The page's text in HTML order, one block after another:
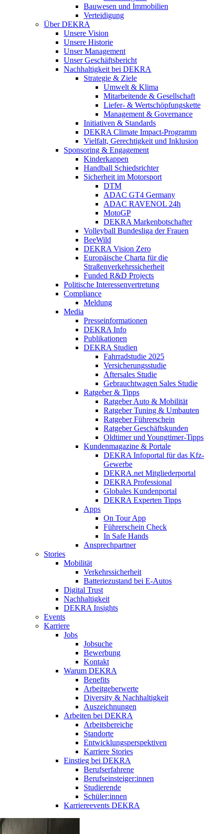
Bauwesen und Immobilien
Verteidigung
Über DEKRA
Unsere Vision
Unsere Historie
Unser Management
Unser Geschäftsbericht
Nachhaltigkeit bei DEKRA
Strategie & Ziele
Umwelt & Klima
Mitarbeitende & Gesellschaft
Liefer- & Wertschöpfungskette
Management & Governance
Initiativen & Standards
DEKRA Climate Impact-Programm
Vielfalt, Gerechtigkeit und Inklusion​
Sponsoring & Engagement
Kinderkappen
Handball Schiedsrichter
Sicherheit im Motorsport
DTM
ADAC GT4 Germany
ADAC RAVENOL 24h
MotoGP
DEKRA Markenbotschafter
Volleyball Bundesliga der Frauen
BeeWild
DEKRA Vision Zero
Europäische Charta für die
Straßenverkehrssicherheit
Funded R&D Projects
Politische Interessenvertretung
Compliance
Meldung
Media
Presseinformationen
DEKRA Info
Publikationen
DEKRA Studien
Fahrradstudie 2025
Versicherungsstudie
Aftersales Studie
Gebrauchtwagen Sales Studie
Ratgeber & Tipps
Ratgeber Auto & Mobilität
Ratgeber Tuning & Umbauten
Ratgeber Führerschein
Ratgeber Geschäftskunden
Oldtimer und Youngtimer-Tipps
Kundenmagazine & Portale
DEKRA Infoportal für das Kfz-
Gewerbe
DEKRA.net Mitgliederportal
DEKRA Professional
Globales Kundenportal
DEKRA Experten Tipps
Apps
On Tour App
Führerschein Check
In Safe Hands
Ansprechpartner
Stories
Mobilität
Verkehrssicherheit
Batteriezustand bei E-Autos
Digital Trust
Nachhaltigkeit
DEKRA Insights
Events
Karriere
Jobs
Jobsuche
Bewerbung
Kontakt
Warum DEKRA
Benefits
Arbeitgeberwerte
Diversity & Nachhaltigkeit
Auszeichnungen
Arbeiten bei DEKRA
Arbeitsbereiche
Standorte
Entwicklungsperspektiven
Karriere Stories
Einstieg bei DEKRA
Berufserfahrene
Berufseinsteiger:innen
Studierende
Schüler:innen
Karriereevents DEKRA